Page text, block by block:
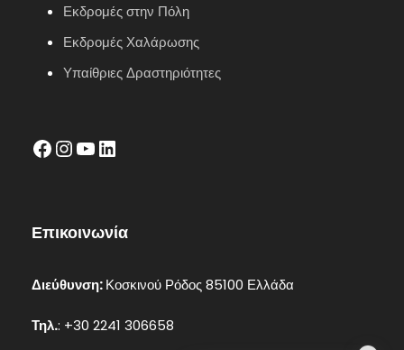
Εκδρομές στην Πόλη
Εκδρομές Χαλάρωσης
Υπαίθριες Δραστηριότητες
facebook InstagramYouTube LinkedIn
Επικοινωνία
Διεύθυνση:Κοσκινού Ρόδος 85100 Ελλάδα
Τηλ.: +30 2241 306658